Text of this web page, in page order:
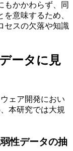
もかかわらず、同
意味するため、
セスの欠落や知識
ータに見
ェア開発におい
本研究では大規
性データの抽